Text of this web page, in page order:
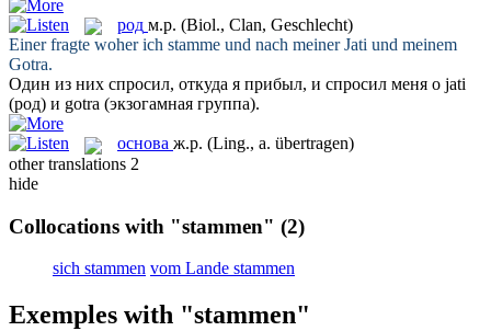
род м.р. (Biol., Clan, Geschlecht)
Einer fragte woher ich stamme und nach meiner Jati und meinem
Gotra.
Один из них спросил, откуда я прибыл, и спросил меня о jati
(род) и gotra (экзогамная группа).
основа ж.р. (Ling., a. übertragen)
other translations 2
hide
Collocations with "stammen" (2)
sich stammen vom Lande stammen
Exemples with "stammen"